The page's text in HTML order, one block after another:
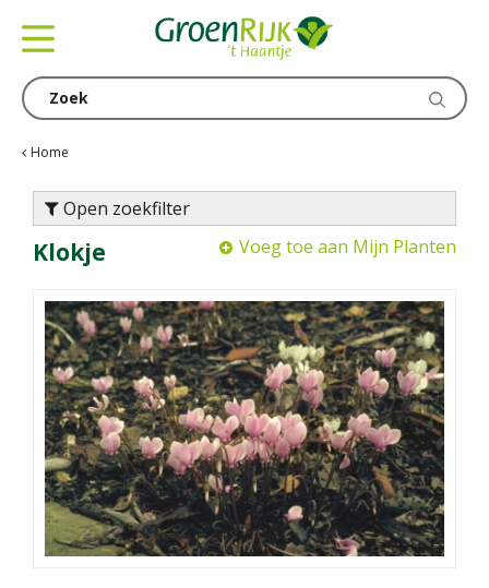
Home
Open zoekfilter
Klokje Voeg toe aan Mijn Planten